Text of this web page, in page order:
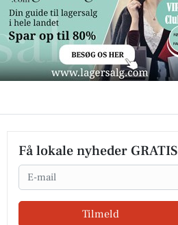
Få lokale nyheder GRATIS
Email
Tilmeld